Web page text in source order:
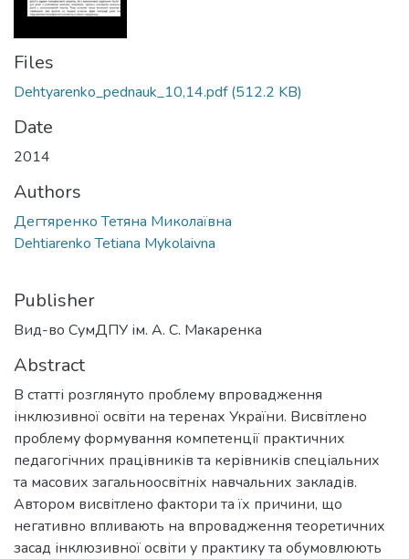
Files
Dehtyarenko_pednauk_10,14.pdf(512.2 KB)
Date
2014
Authors
Дегтяренко Тетяна Миколаївна
Dehtiarenko Tetiana Mykolaivna
Publisher
Вид-во СумДПУ ім. А. С. Макаренка
Abstract
В статті розглянуто проблему впровадження
інклюзивної освіти на теренах України. Висвітлено
проблему формування компетенції практичних
педагогічних працівників та керівників спеціальних
та масових загальноосвітніх навчальних закладів.
Автором висвітлено фактори та їх причини, що
негативно впливають на впровадження теоретичних
засад інклюзивної освіти у практику та обумовлюють